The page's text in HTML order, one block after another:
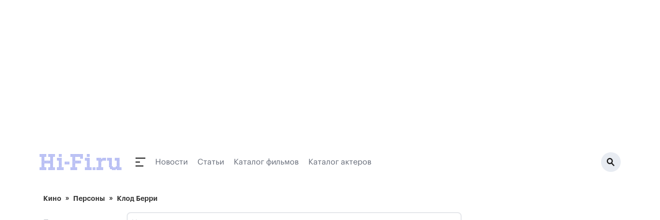
Новости Статьи Каталог фильмов Каталог актеров
Кино Персоны Клод Берри